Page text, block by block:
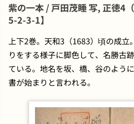
紫の一本 / 戸田茂睡 写, 正徳4（1714） 2冊【寄別
5-2-3-1】
上下2巻。天和3（1683）頃の成
りをする様子に脚色して、名勝古
ている。地名を坂、橋、谷のよう
書が始まりと言われる。